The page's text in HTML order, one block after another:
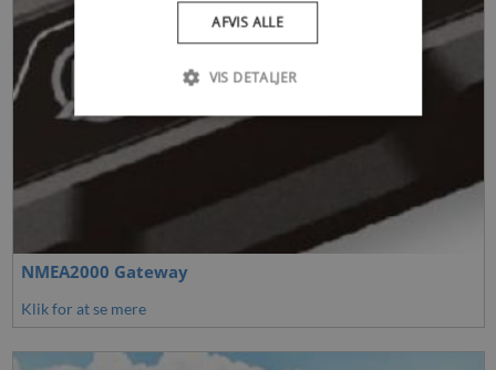
NMEA2000 Gateway
Klik for at se mere
AFVIS ALLE
VIS DETALJER